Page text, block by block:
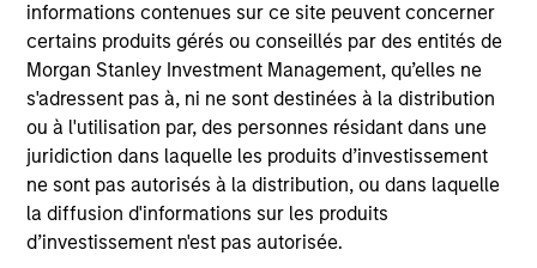
informations contenues sur ce site peuvent concerner
certains produits gérés ou conseillés par des entités de
Morgan Stanley Investment Management, qu’elles ne
s'adressent pas à, ni ne sont destinées à la distribution
ou à l'utilisation par, des personnes résidant dans une
juridiction dans laquelle les produits d’investissement
ne sont pas autorisés à la distribution, ou dans laquelle
la diffusion d'informations sur les produits
d’investissement n'est pas autorisée.
Differentiators
1